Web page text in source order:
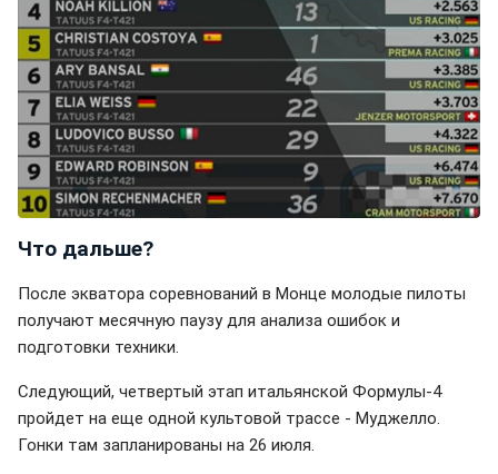
Что дальше?
После экватора соревнований в Монце молодые пилоты
получают месячную паузу для анализа ошибок и
подготовки техники.
Следующий, четвертый этап итальянской Формулы-4
пройдет на еще одной культовой трассе - Муджелло.
Гонки там запланированы на 26 июля.